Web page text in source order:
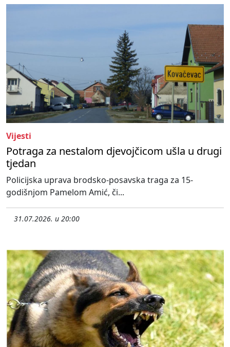
Vijesti
Potraga za nestalom djevojčicom ušla u drugi
tjedan
Policijska uprava brodsko-posavska traga za 15-
godišnjom Pamelom Amić, či...
31.07.2026. u 20:00